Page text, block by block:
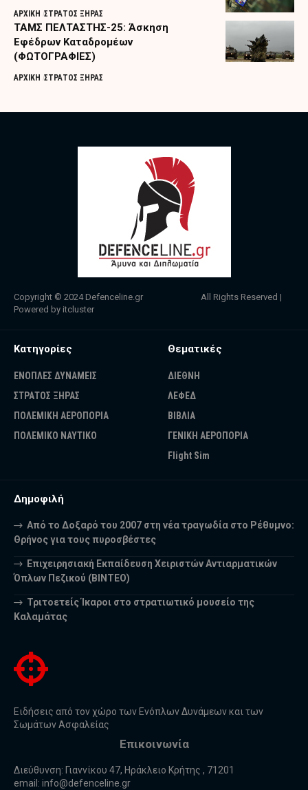
ΑΡΧΙΚΗ ΣΤΡΑΤΟΣ ΞΗΡΑΣ
ΤΑΜΣ ΠΕΛΤΑΣΤΗΣ-25: Άσκηση
Εφέδρων Καταδρομέων
(ΦΩΤΟΓΡΑΦΙΕΣ)
ΑΡΧΙΚΗ ΣΤΡΑΤΟΣ ΞΗΡΑΣ
Copyright © 2024 Defenceline.gr All Rights Reserved |
Powered by itcluster
Κατηγορίες
ΕΝΟΠΛΕΣ ΔΥΝΑΜΕΙΣ
ΣΤΡΑΤΟΣ ΞΗΡΑΣ
ΠΟΛΕΜΙΚΗ ΑΕΡΟΠΟΡΙΑ
ΠΟΛΕΜΙΚΟ ΝΑΥΤΙΚΟ
Θεματικές
ΔΙΕΘΝΗ
ΛΕΦΕΔ
ΒΙΒΛΙΑ
ΓΕΝΙΚΗ ΑΕΡΟΠΟΡΙΑ
Flight Sim
Δημοφιλή
Από το Δοξαρό του 2007 στη νέα τραγωδία στο Ρέθυμνο:
Θρήνος για τους πυροσβέστες
Επιχειρησιακή Εκπαίδευση Χειριστών Αντιαρματικών
Όπλων Πεζικού (ΒΙΝΤΕΟ)
Τριτοετείς Ίκαροι στο στρατιωτικό μουσείο της
Καλαμάτας
Ειδήσεις από τον χώρο των Ενόπλων Δυνάμεων και των
Σωμάτων Ασφαλείας
Επικοινωνία
Διεύθυνση: Γιαννίκου 47, Ηράκλειο Κρήτης , 71201
email: info@defenceline.gr